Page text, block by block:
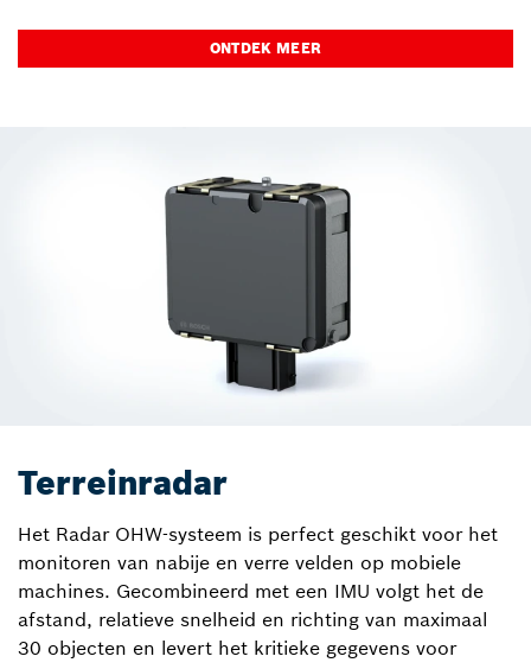
ONTDEK MEER
Terreinradar
Het Radar OHW-systeem is perfect geschikt voor het
monitoren van nabije en verre velden op mobiele
machines. Gecombineerd met een IMU volgt het de
afstand, relatieve snelheid en richting van maximaal
30 objecten en levert het kritieke gegevens voor